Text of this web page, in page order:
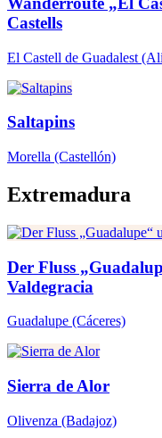
Castells
El Castell de Guadalest
Saltapins
Morella (Castellón)
Extremadura
Der Fluss
Valdegracia
Guadalupe (Cáceres)
Sierra de Alor
Olivenza (Badajoz)